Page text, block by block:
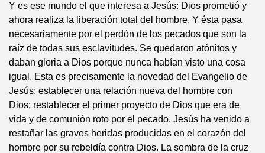
Y es ese mundo el que interesa a Jesús: Dios prometió y
ahora realiza la liberación total del hombre. Y ésta pasa
necesariamente por el perdón de los pecados que son la
raíz de todas sus esclavitudes. Se quedaron atónitos y
daban gloria a Dios porque nunca habían visto una cosa
igual. Esta es precisamente la novedad del Evangelio de
Jesús: establecer una relación nueva del hombre con
Dios; restablecer el primer proyecto de Dios que era de
vida y de comunión roto por el pecado. Jesús ha venido a
restañar las graves heridas producidas en el corazón del
hombre por su rebeldía contra Dios. La sombra de la cruz